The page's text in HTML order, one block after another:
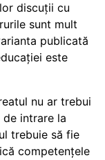
discuții cu
sunt mult
publicată
este
nu ar trebui
intrare la
trebuie să fie
competențele